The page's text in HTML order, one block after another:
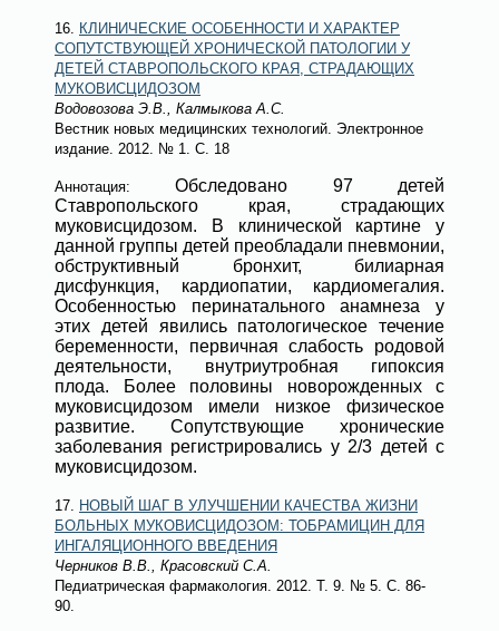
16. КЛИНИЧЕСКИЕ ОСОБЕННОСТИ И ХАРАКТЕР
СОПУТСТВУЮЩЕЙ ХРОНИЧЕСКОЙ ПАТОЛОГИИ У
ДЕТЕЙ СТАВРОПОЛЬСКОГО КРАЯ, СТРАДАЮЩИХ
МУКОВИСЦИДОЗОМ
Водовозова Э.В., Калмыкова А.С.
Вестник новых медицинских технологий. Электронное
издание . 2012. № 1 . С. 18
Аннотация:Обследовано 97 детей
Ставропольского края, страдающих
муковисцидозом. В клинической картине у
данной группы детей преобладали пневмонии,
обструктивный бронхит, билиарная
дисфункция, кардиопатии, кардиомегалия.
Особенностью перинатального анамнеза у
этих детей явились патологическое течение
беременности, первичная слабость родовой
деятельности, внутриутробная гипоксия
плода. Более половины новорожденных с
муковисцидозом имели низкое физическое
развитие. Сопутствующие хронические
заболевания регистрировались у 2/3 детей с
муковисцидозом.
17. НОВЫЙ ШАГ В УЛУЧШЕНИИ КАЧЕСТВА ЖИЗНИ
БОЛЬНЫХ МУКОВИСЦИДОЗОМ: ТОБРАМИЦИН ДЛЯ
ИНГАЛЯЦИОННОГО ВВЕДЕНИЯ
Черников В.В., Красовский С.А.
Педиатрическая фармакология . 2012. Т. 9. № 5 . С. 86-
90.